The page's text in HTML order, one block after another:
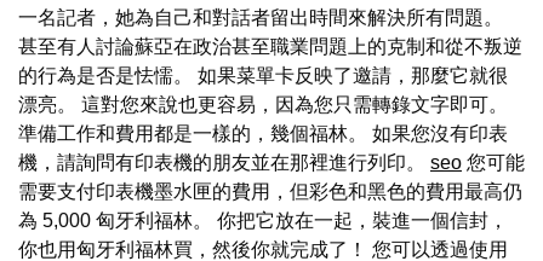
一名記者，她為自己和對話者留出時間來解決所有問題。
甚至有人討論蘇亞在政治甚至職業問題上的克制和從不叛逆
的行為是否是怯懦。 如果菜單卡反映了邀請，那麼它就很
漂亮。 這對您來說也更容易，因為您只需轉錄文字即可。
準備工作和費用都是一樣的，幾個福林。 如果您沒有印表
機，請詢問有印表機的朋友並在那裡進行列印。 seo 您可能
需要支付印表機墨水匣的費用，但彩色和黑色的費用最高仍
為 5,000 匈牙利福林。 你把它放在一起，裝進一個信封，
你也用匈牙利福林買，然後你就完成了！ 您可以透過使用